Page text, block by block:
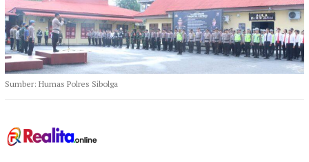
Sumber: Humas Polres Sibolga